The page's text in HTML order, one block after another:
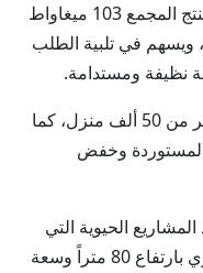
الأردن بقيمة 551 مليون درهم، حيث ينتج المجمع 103 ميغاواط
ويسهم في تلبية الطلب
نظيفة ومستدامة.
ويوفر المشروع الطاقة الكهربائية لأكثر من 50 ألف منزل، كما
المستوردة وخفض
الحيوية التي
دعمها الصندوق، وهو سد ركامي صخري بارتفاع 80 متراً وسعة